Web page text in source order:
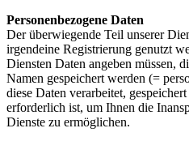
Personenbezogene Daten
Der überwiegende Teil unserer
irgendeine Registrierung genutzt
Diensten Daten angeben müssen,
Namen gespeichert werden (=
diese Daten verarbeitet,
erforderlich ist, um Ihnen die
Dienste zu ermöglichen.